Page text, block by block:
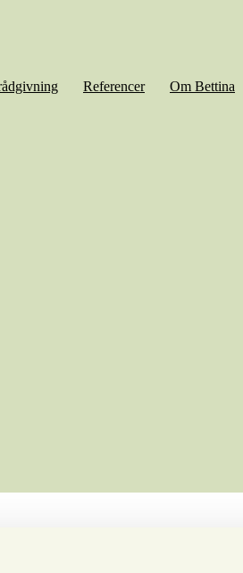
Referencer Om Bettina
skattekammer.